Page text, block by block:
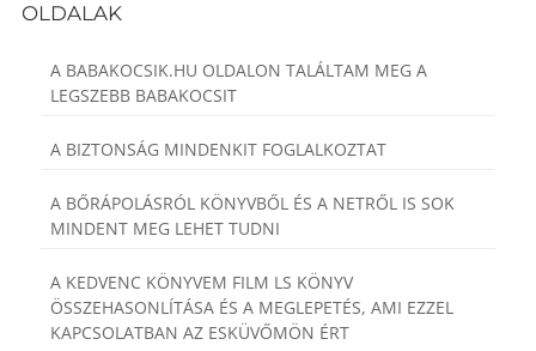
OLDALAK
A BABAKOCSIK.HU OLDALON TALÁLTAM MEG A
LEGSZEBB BABAKOCSIT
A BIZTONSÁG MINDENKIT FOGLALKOZTAT
A BŐRÁPOLÁSRÓL KÖNYVBŐL ÉS A NETRŐL IS SOK
MINDENT MEG LEHET TUDNI
A KEDVENC KÖNYVEM FILM LS KÖNYV
ÖSSZEHASONLÍTÁSA ÉS A MEGLEPETÉS, AMI EZZEL
KAPCSOLATBAN AZ ESKÜVŐMÖN ÉRT